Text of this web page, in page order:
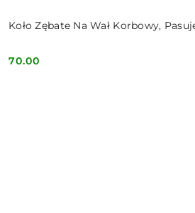
Koło Zębate Na Wał Korbowy,
Cena:
70.00